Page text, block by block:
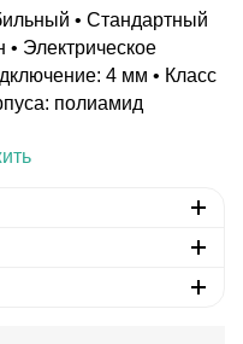
• Стандартный
Электрическое
4 мм • Класс
полиамид